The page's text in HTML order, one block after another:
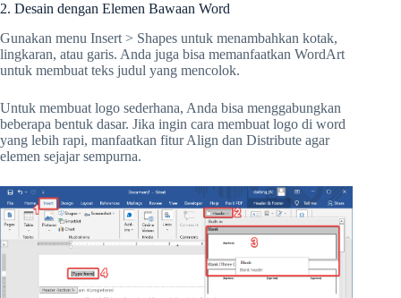
2. Desain dengan Elemen Bawaan Word
Gunakan menu Insert > Shapes untuk menambahkan kotak,
lingkaran, atau garis. Anda juga bisa memanfaatkan WordArt
untuk membuat teks judul yang mencolok.
Untuk membuat logo sederhana, Anda bisa menggabungkan
beberapa bentuk dasar. Jika ingin cara membuat logo di word
yang lebih rapi, manfaatkan fitur Align dan Distribute agar
elemen sejajar sempurna.